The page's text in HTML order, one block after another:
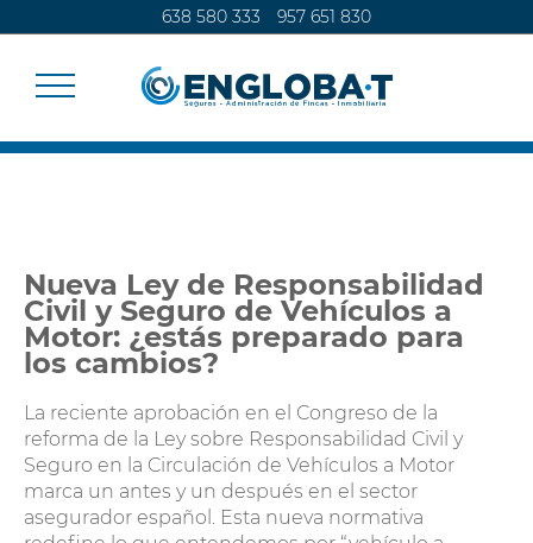
638 580 333 957 651 830
CALCULA TU SEGURO
ADMINISTRACIÓN DE FINCAS
CONTACTO
Nueva Ley de Responsabilidad
Civil y Seguro de Vehículos a
Motor: ¿estás preparado para
los cambios?
La reciente aprobación en el Congreso de la
reforma de la Ley sobre Responsabilidad Civil y
Seguro en la Circulación de Vehículos a Motor
marca un antes y un después en el sector
asegurador español. Esta nueva normativa